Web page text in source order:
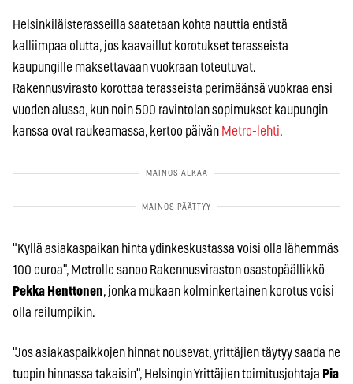
Helsinkiläisterasseilla saatetaan kohta nauttia entistä
kalliimpaa olutta, jos kaavaillut korotukset terasseista
kaupungille maksettavaan vuokraan toteutuvat.
Rakennusvirasto korottaa terasseista perimäänsä vuokraa ensi
vuoden alussa, kun noin 500 ravintolan sopimukset kaupungin
kanssa ovat raukeamassa, kertoo päivän Metro-lehti.
"Kyllä asiakaspaikan hinta ydinkeskustassa voisi olla lähemmäs
100 euroa", Metrolle sanoo Rakennusviraston osastopäällikkö
Pekka Henttonen, jonka mukaan kolminkertainen korotus voisi
olla reilumpikin.
"Jos asiakaspaikkojen hinnat nousevat, yrittäjien täytyy saada ne
tuopin hinnassa takaisin", Helsingin Yrittäjien toimitusjohtaja Pia